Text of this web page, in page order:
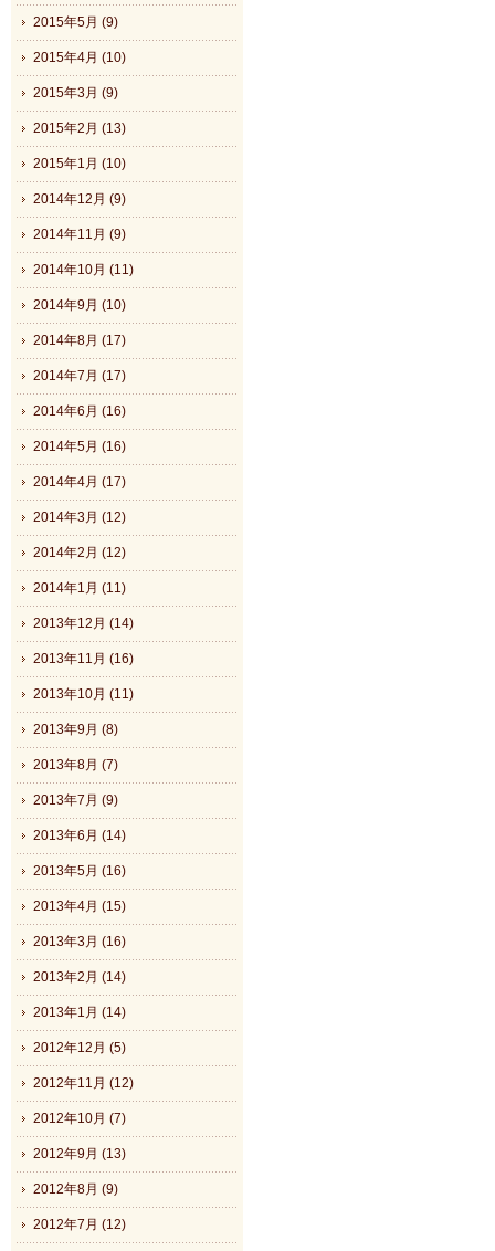
2015年5月 (9)
2015年4月 (10)
2015年3月 (9)
2015年2月 (13)
2015年1月 (10)
2014年12月 (9)
2014年11月 (9)
2014年10月 (11)
2014年9月 (10)
2014年8月 (17)
2014年7月 (17)
2014年6月 (16)
2014年5月 (16)
2014年4月 (17)
2014年3月 (12)
2014年2月 (12)
2014年1月 (11)
2013年12月 (14)
2013年11月 (16)
2013年10月 (11)
2013年9月 (8)
2013年8月 (7)
2013年7月 (9)
2013年6月 (14)
2013年5月 (16)
2013年4月 (15)
2013年3月 (16)
2013年2月 (14)
2013年1月 (14)
2012年12月 (5)
2012年11月 (12)
2012年10月 (7)
2012年9月 (13)
2012年8月 (9)
2012年7月 (12)